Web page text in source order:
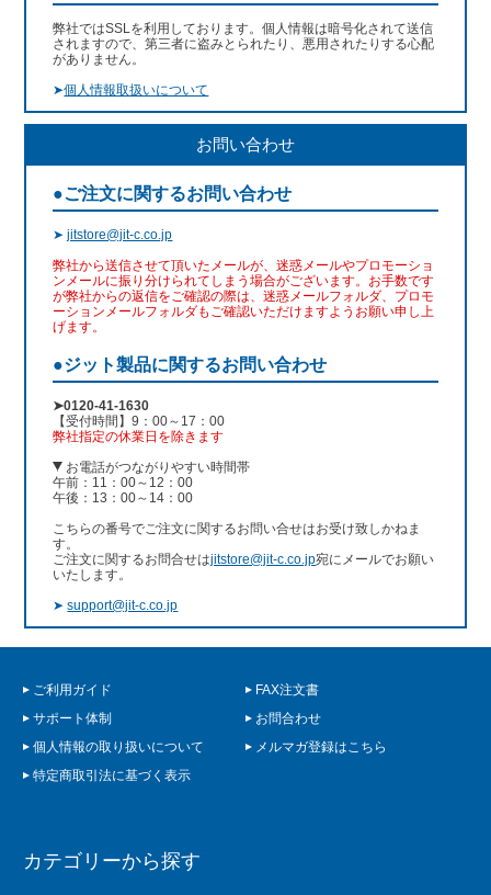
弊社ではSSLを利用しております。個人情報は暗号化されて送信
されますので、第三者に盗みとられたり、悪用されたりする心配
がありません。
➤個人情報取扱いについて
お問い合わせ
●ご注文に関するお問い合わせ
➤jitstore@jit-c.co.jp
弊社から送信させて頂いたメールが、迷惑メールやプロモーショ
ンメールに振り分けられてしまう場合がございます。お手数です
が弊社からの返信をご確認の際は、迷惑メールフォルダ、プロモ
ーションメールフォルダもご確認いただけますようお願い申し上
げます。
●ジット製品に関するお問い合わせ
➤0120-41-1630
【受付時間】9：00～17：00
弊社指定の休業日を除きます
お電話がつながりやすい時間帯
午前：11：00～12：00
午後：13：00～14：00
こちらの番号でご注文に関するお問い合せはお受け致しかねま
す。
ご注文に関するお問合せはjitstore@jit-c.co.jp宛にメールでお願い
いたします。
➤support@jit-c.co.jp
ご利用ガイド
FAX注文書
サポート体制
お問合わせ
個人情報の取り扱いについて
メルマガ登録はこちら
特定商取引法に基づく表示
カテゴリーから探す